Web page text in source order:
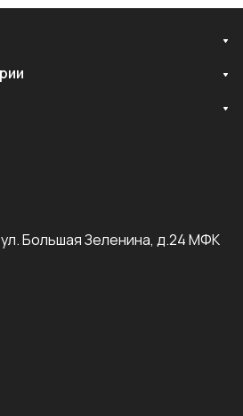
Большая Зеленина, д.24 МФК